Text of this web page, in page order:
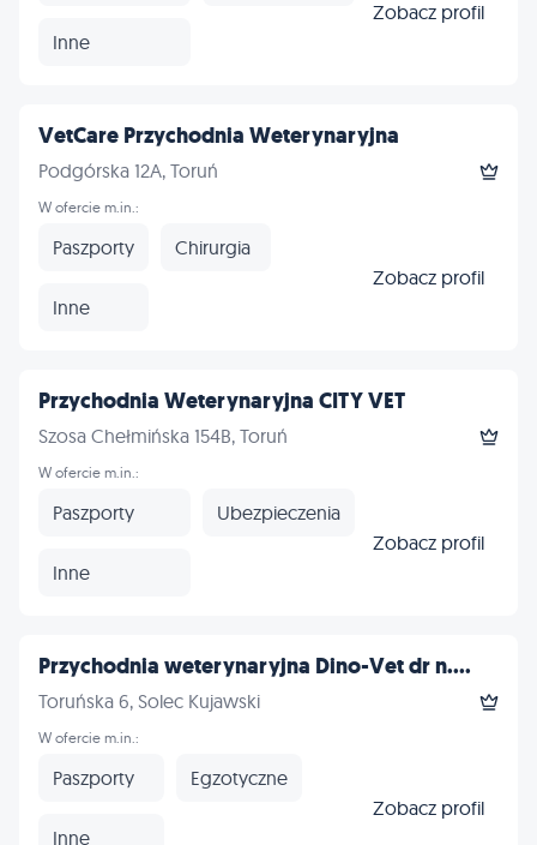
Inne
Zobacz profil
VetCare Przychodnia Weterynaryjna
Podgórska 12A, Toruń
W ofercie m.in.:
Paszporty Chirurgia
Inne
Zobacz profil
Przychodnia Weterynaryjna CITY VET
Szosa Chełmińska 154B, Toruń
W ofercie m.in.:
Paszporty Ubezpieczenia
Inne
Zobacz profil
Przychodnia weterynaryjna Dino-Vet dr n....
Toruńska 6, Solec Kujawski
W ofercie m.in.:
Paszporty Egzotyczne
Inne
Zobacz profil